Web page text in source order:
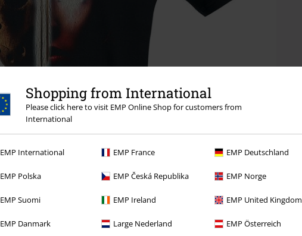
Shopping from International
Please click here to visit EMP Online Shop for customers from
International
EMP International EMP France EMP Deutschland
EMP Polska EMP Česká Republika EMP Norge
EMP Suomi EMP Ireland EMP United Kingdom
EMP Danmark Large Nederland EMP Österreich